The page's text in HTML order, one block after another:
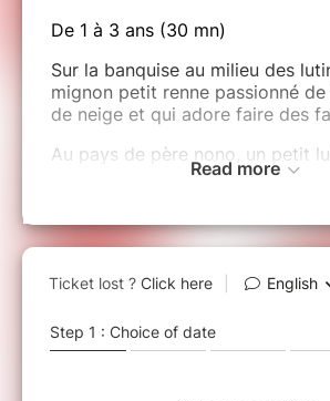
De 1 à 3 ans (30 mn)
Sur la banquise au milieu des
mignon petit renne passionné
de neige et qui adore faire des
Au pays de père nono, un petit
prépare les provisions pour la
beaucoup de choses à faire
glacé pour la super
Bébé de moins d'1 an
Read more